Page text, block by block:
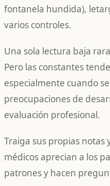
fontanela hundida),
varios controles.
Una sola lectura baja
Pero las constantes
especialmente cuando
preocupaciones de
evaluación profesional.
Traiga sus propias notas
médicos aprecian a los
patrones y hacen